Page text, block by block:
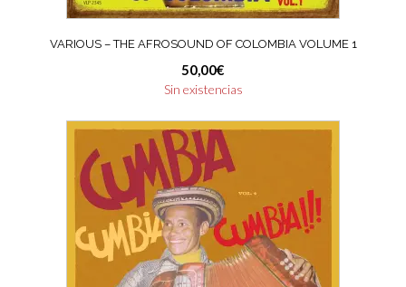
VARIOUS – THE AFROSOUND OF COLOMBIA VOLUME 1
50,00€
Sin existencias